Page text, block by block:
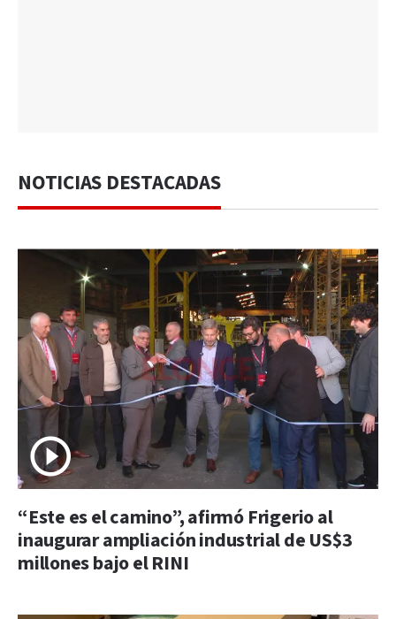
NOTICIAS DESTACADAS
“Este es el camino”, afirmó Frigerio al
inaugurar ampliación industrial de US$3
millones bajo el RINI